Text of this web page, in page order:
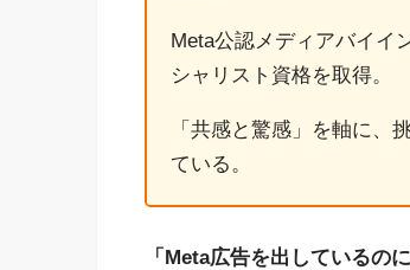
Meta公認メディアバイイ
シャリスト資格を取得。
「共感と驚感」を軸に、
ている。
「Meta広告を出しているの